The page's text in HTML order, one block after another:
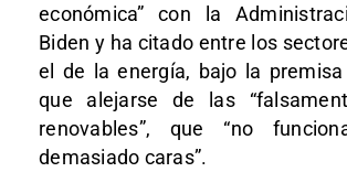
económica” con la
Biden y ha citado entre los
el de la energía, bajo la
que alejarse de las
renovables”, que “no
demasiado caras”.